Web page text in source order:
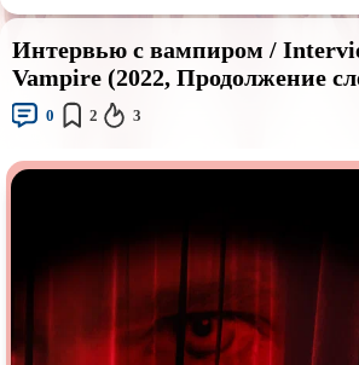
Sci-Fi (Научнаяфантастика) Trash
Авангард иСюрреализм Ангелы
Аниме
Комикс Маги и
Основанное нареальных
Интервью с вампиром /
Vampire (2022, Продолжение
0 2 3